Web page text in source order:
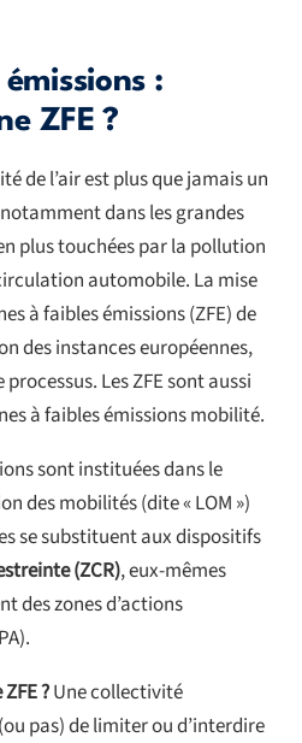
:
ZFE ?
de l’air est plus que jamais un
dans les grandes
plus touchées par la pollution
automobile. La mise
à faibles émissions (ZFE) de
des instances européennes,
Les ZFE sont aussi
à faibles émissions mobilité.
sont instituées dans le
des mobilités (dite « LOM »)
se substituent aux dispositifs
(ZCR), eux-mêmes
des zones d’actions
?Une collectivité
pas) de limiter ou d’interdire